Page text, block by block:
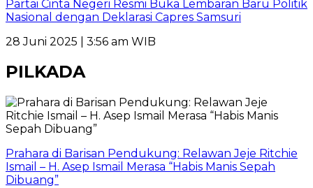
Partai Cinta Negeri Resmi Buka Lembaran Baru Politik
Nasional dengan Deklarasi Capres Samsuri
28 Juni 2025 | 3:56 am WIB
PILKADA
Prahara di Barisan Pendukung: Relawan Jeje Ritchie
Ismail – H. Asep Ismail Merasa “Habis Manis Sepah
Dibuang”